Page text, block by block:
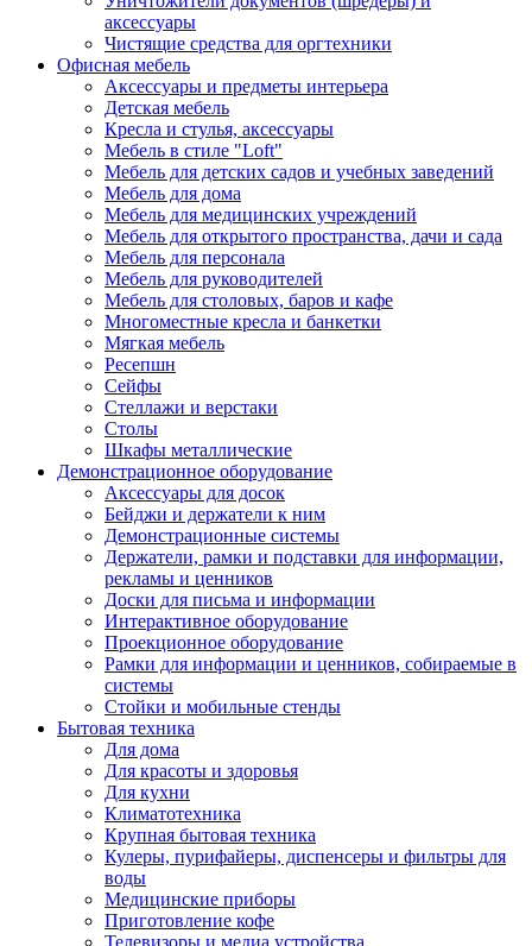
аксессуары
Чистящие средства для оргтехники
Офисная мебель
Аксессуары и предметы интерьера
Детская мебель
Кресла и стулья, аксессуары
Мебель в стиле "Loft"
Мебель для детских садов и учебных заведений
Мебель для дома
Мебель для медицинских учреждений
Мебель для открытого пространства, дачи и сада
Мебель для персонала
Мебель для руководителей
Мебель для столовых, баров и кафе
Многоместные кресла и банкетки
Мягкая мебель
Ресепшн
Сейфы
Стеллажи и верстаки
Столы
Шкафы металлические
Демонстрационное оборудование
Аксессуары для досок
Бейджи и держатели к ним
Демонстрационные системы
Держатели, рамки и подставки для информации,
рекламы и ценников
Доски для письма и информации
Интерактивное оборудование
Проекционное оборудование
Рамки для информации и ценников, собираемые в
системы
Стойки и мобильные стенды
Бытовая техника
Для дома
Для красоты и здоровья
Для кухни
Климатотехника
Крупная бытовая техника
Кулеры, пурифайеры, диспенсеры и фильтры для
воды
Медицинские приборы
Приготовление кофе
Телевизоры и медиа устройства